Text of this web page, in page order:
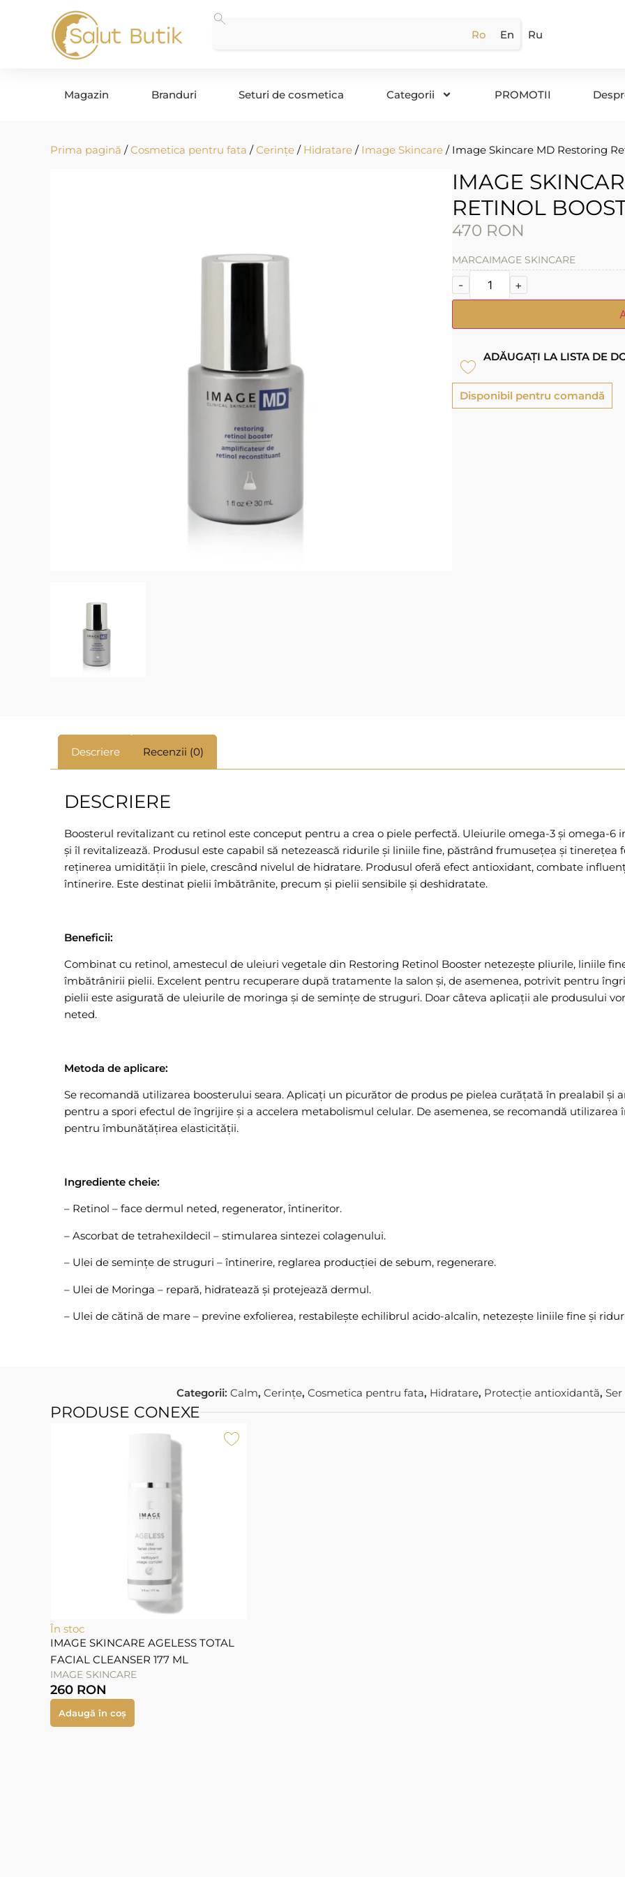
Ro En Ru
Magazin Branduri Seturi de cosmetica Categorii PROMOTII
Prima pagină /Cosmetica pentru fata /Cerințe / Hidratare / Image Skincare / Image Skincare MD Restoring
IMAGE
RETINOL
470 RON
MARCAIMAGE SKINCARE
- +
ADĂUGAȚI LA LISTA DE
Disponibil pentru comandă
Descriere Recenzii (0)
DESCRIERE
Boosterul revitalizant cu retinol este conceput pentru a crea o piele perfectă. Uleiurile omega-3 și omega-6
și îl revitalizează. Produsul este capabil să netezească ridurile și liniile fine, păstrând frumusețea și
reținerea umidității în piele, crescând nivelul de hidratare. Produsul oferă efect antioxidant, combate
întinerire. Este destinat pielii îmbătrânite, precum și pielii sensibile și deshidratate.
Beneficii:
Combinat cu retinol, amestecul de uleiuri vegetale din Restoring Retinol Booster netezește pliurile, liniile
îmbătrânirii pielii. Excelent pentru recuperare după tratamente la salon și, de asemenea, potrivit pentru
pielii este asigurată de uleiurile de moringa și de semințe de struguri. Doar câteva aplicații ale produsului
neted.
Metoda de aplicare:
Se recomandă utilizarea boosterului seara. Aplicați un picurător de produs pe pielea curățată în prealabil
pentru a spori efectul de îngrijire și a accelera metabolismul celular. De asemenea, se recomandă
pentru îmbunătățirea elasticității.
Ingrediente cheie:
– Retinol – face dermul neted, regenerator, întineritor.
– Ascorbat de tetrahexildecil – stimularea sintezei colagenului.
– Ulei de semințe de struguri – întinerire, reglarea producției de sebum, regenerare.
– Ulei de Moringa – repară, hidratează și protejează dermul.
– Ulei de cătină de mare – previne exfolierea, restabilește echilibrul acido-alcalin, netezește liniile fine și
Categorii: Calm, Cerințe, Cosmetica pentru fata, Hidratare, Protecție antioxidantă,
PRODUSE CONEXE
În stoc
IMAGE SKINCARE AGELESS TOTAL
FACIAL CLEANSER 177 ML
IMAGE SKINCARE
260 RON
Adaugă în coș